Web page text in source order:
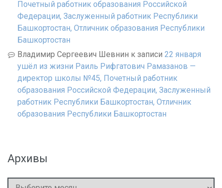
Почетный работник образования Российской
Федерации, Заслуженный работник Республики
Башкортостан, Отличник образования Республики
Башкортостан
Владимир Сергеевич Шевнин к записи 22 января
ушёл из жизни Раиль Рифгатович Рамазанов —
директор школы №45, Почетный работник
образования Российской Федерации, Заслуженный
работник Республики Башкортостан, Отличник
образования Республики Башкортостан
Архивы
Архивы